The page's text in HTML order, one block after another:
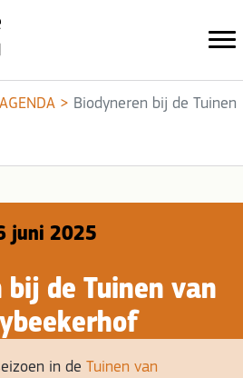
> Biodyneren bij de Tuinen
juni 2025
de Tuinen van
in de Tuinen van